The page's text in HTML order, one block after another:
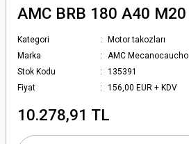
AMC BRB 180 A40 M20
Kategori
Motor takozları
Marka
AMC Mecanocaucho
Stok Kodu
135391
Fiyat
156,00 EUR + KDV
10.278,91 TL